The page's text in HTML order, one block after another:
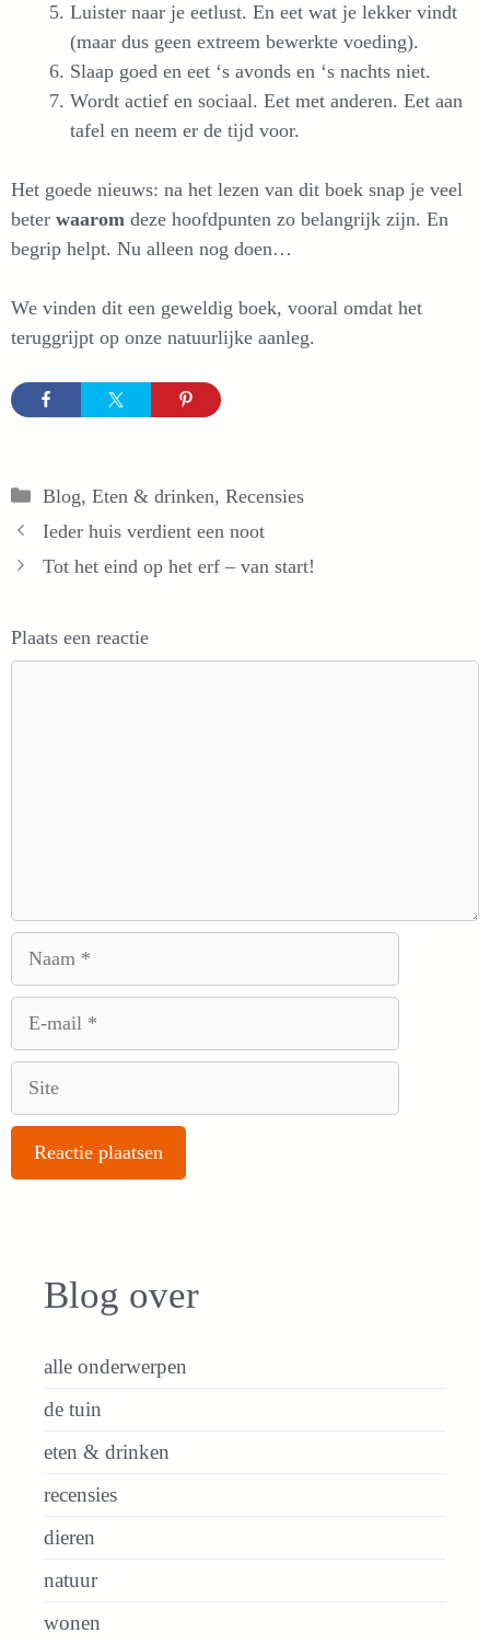
Luister naar je eetlust. En eet wat je lekker vindt
(maar dus geen extreem bewerkte voeding).
Slaap goed en eet ‘s avonds en ‘s nachts niet.
Wordt actief en sociaal. Eet met anderen. Eet aan
tafel en neem er de tijd voor.
Het goede nieuws: na het lezen van dit boek snap je veel
beter waarom deze hoofdpunten zo belangrijk zijn. En
begrip helpt. Nu alleen nog doen…
We vinden dit een geweldig boek, vooral omdat het
teruggrijpt op onze natuurlijke aanleg.
Categorieën
Blog, Eten & drinken, Recensies
Ieder huis verdient een noot
Tot het eind op het erf – van start!
Plaats een reactie
Blog over
alle onderwerpen
de tuin
eten & drinken
recensies
dieren
natuur
wonen